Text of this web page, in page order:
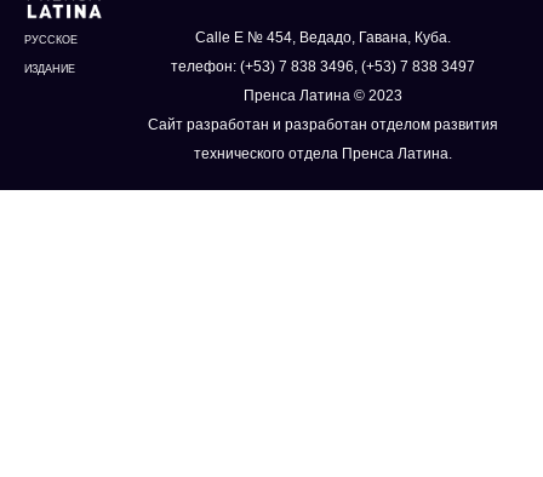
РУССКОЕ
ИЗДАНИЕ
Calle E № 454, Ведадо, Гавана, Куба.
телефон: (+53) 7 838 3496, (+53) 7 838 3497
Пренса Латина © 2023
Сайт разработан и разработан отделом развития
технического отдела Пренса Латина.